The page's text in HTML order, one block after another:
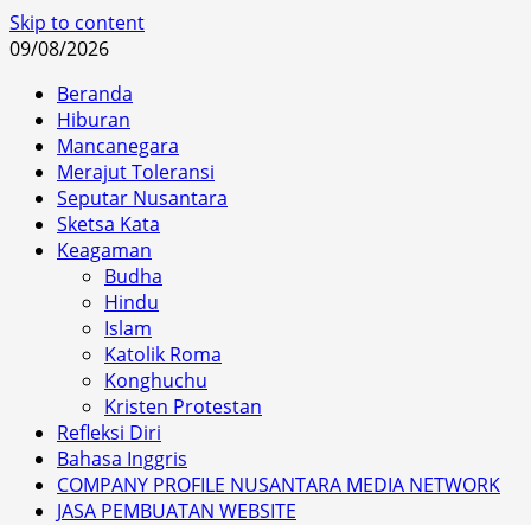
Skip to content
09/08/2026
Beranda
Hiburan
Mancanegara
Merajut Toleransi
Seputar Nusantara
Sketsa Kata
Keagaman
Budha
Hindu
Islam
Katolik Roma
Konghuchu
Kristen Protestan
Refleksi Diri
Bahasa Inggris
COMPANY PROFILE NUSANTARA MEDIA NETWORK
JASA PEMBUATAN WEBSITE